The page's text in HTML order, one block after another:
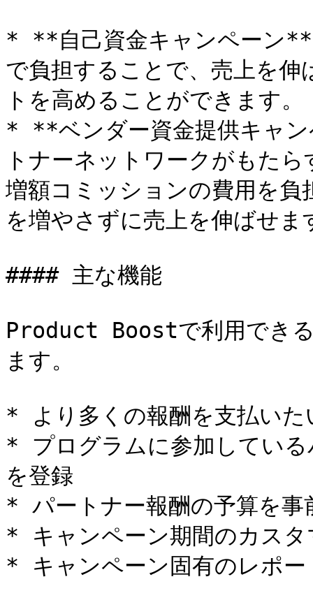
* **自己資金キャンペーン
で負担することで、売上を
トを高めることができます。
* **ベンダー資金提供キャ
トナーネットワークがもた
増額コミッションの費用を
を増やさずに売上を伸ばせま
#### 主な機能
Product Boostで利用できる
ます。
* より多くの報酬を支払いた
* プログラムに参加している
を登録
* パートナー報酬の予算を事
* キャンペーン期間のカスタ
* キャンペーン固有のレポー